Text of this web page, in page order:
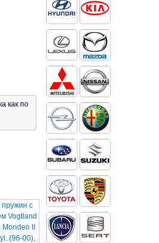
как по
пружин с
Vogtland
Mondeo II
(96-00),